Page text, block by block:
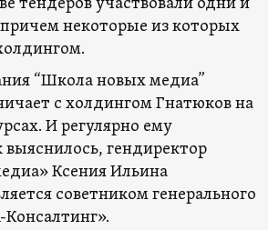
тендеров участвовали одни и
некоторые из которых
“Школа новых медиа”
с холдингом Гнатюков на
И регулярно ему
выяснилось, гендиректор
Ксения Ильина
советником генерального